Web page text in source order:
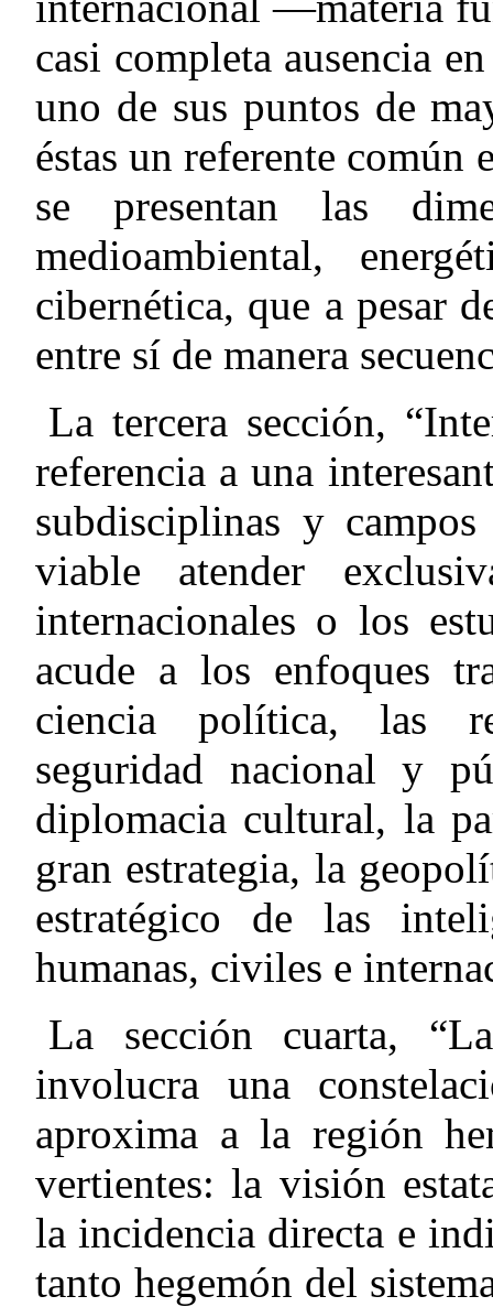
casi completa ausencia
uno de sus puntos de
éstas un referente común
se presentan las
medioambiental,
cibernética, que a pesar
entre sí de manera
La tercera sección,
referencia a una
subdisciplinas y
viable atender
internacionales o los
acude a los enfoques
ciencia política, las
seguridad nacional y
diplomacia cultural, la
gran estrategia, la
estratégico de las
humanas, civiles e
La sección cuarta,
involucra una
aproxima a la región
vertientes: la visión
la incidencia directa e
tanto hegemón del